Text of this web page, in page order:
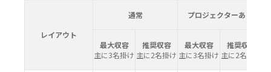
レイアウト
通常 プロジェクターあり
最大収容
主に3名掛け
推奨収容
主に2名掛け
最大収容
主に3名掛け
推奨収容
主に2名掛け